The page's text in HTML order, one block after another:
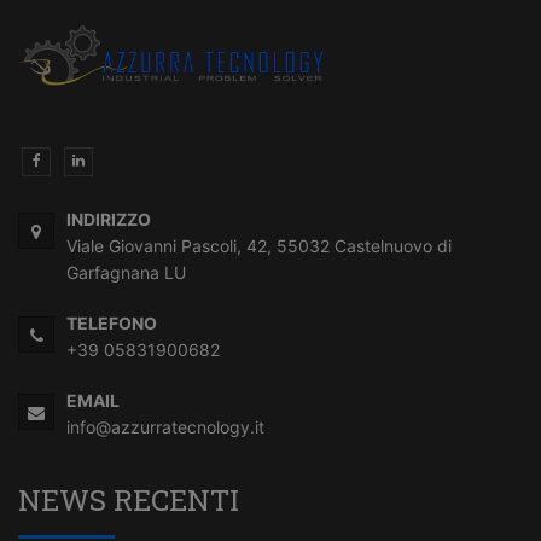
INDIRIZZO
Viale Giovanni Pascoli, 42, 55032 Castelnuovo di
Garfagnana LU
TELEFONO
+39 05831900682
EMAIL
info@azzurratecnology.it
NEWS RECENTI